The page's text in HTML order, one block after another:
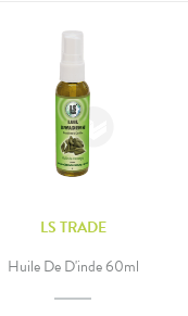
LS TRADE
Huile De D'inde 60ml